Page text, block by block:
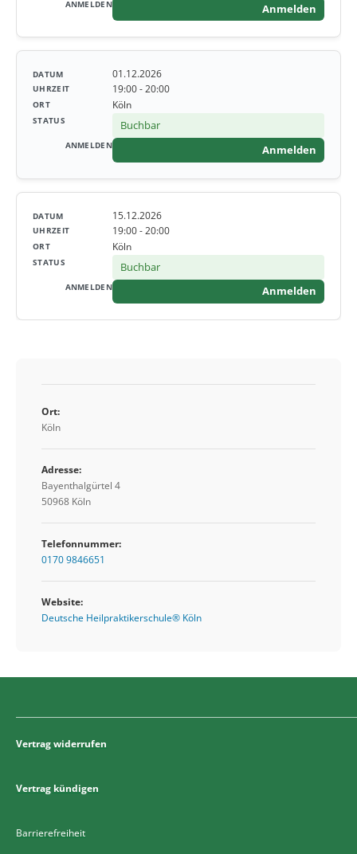
Anmelden
01.12.2026
19:00 - 20:00
Köln
Buchbar
Anmelden
15.12.2026
19:00 - 20:00
Köln
Buchbar
Anmelden
Ort:
Köln
Adresse:
Bayenthalgürtel 4
50968 Köln
Telefonnummer:
0170 9846651
Website:
Deutsche Heilpraktikerschule® Köln
Vertrag widerrufen
Vertrag kündigen
Barrierefreiheit